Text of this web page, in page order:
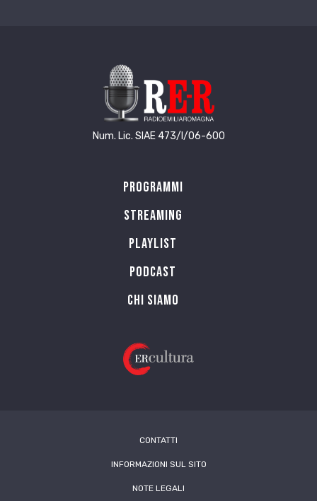
Num. Lic. SIAE 473/I/06-600
Programmi
Streaming
Playlist
PODCAST
Chi siamo
CONTATTI
INFORMAZIONI SUL SITO
NOTE LEGALI